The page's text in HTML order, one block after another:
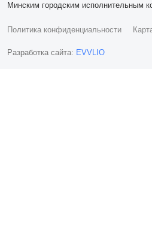
Минским городским исполнительным
Политика конфиденциальности
Разработка сайта: EVVLIO